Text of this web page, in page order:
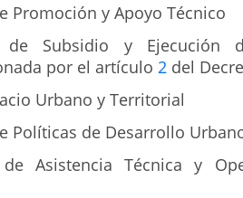
Promoción y Apoyo Técnico
de Subsidio y Ejecución
por el artículo 2 del
Urbano y Territorial
Políticas de Desarrollo
Asistencia Técnica y